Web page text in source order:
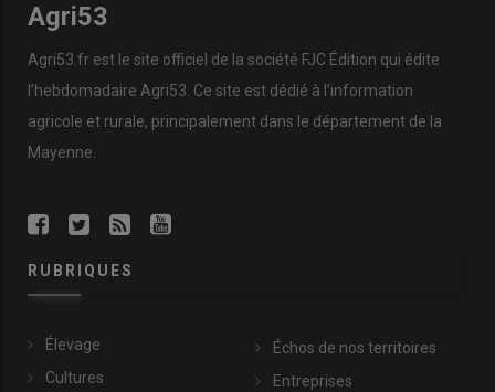
Agri53
Agri53.fr est le site officiel de la société FJC Édition qui édite
l’hebdomadaire Agri53. Ce site est dédié à l’information
agricole et rurale, principalement dans le département de la
Mayenne.
RUBRIQUES
Élevage
Cultures
Échos de nos territoires
Entreprises